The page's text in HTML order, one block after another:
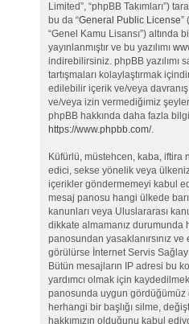
Limited”, “phpBB Takımları”)
bu da “General Public License”
“Genel Kamu Lisansı”) altında
yayınlanmıştır ve bu yazılımı
indirebilirsiniz. phpBB yazılımı
tartışmaları kolaylaştırmak
edilebilir içerik ve/veya
ve/veya izin vermediğimiz
phpBB hakkında daha fazla
https://www.phpbb.com/.
Küfürlü, müstehcen, kaba, iftira
edici, sekse yönelik veya
içerikler göndermemeyi kabul
mesaj panosu hangi ülkede
kanunları veya Uluslararası
dikkate almamanız durumunda
panosundan yasaklanırsınız ve
görülürse İnternet Servis
Bütün mesajların IP adresi bu
yardımcı olmak için
panosunda uygun
herhangi bir başlığı silme,
hakkımızın olduğunu kabul